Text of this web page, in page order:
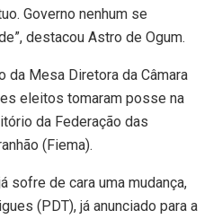
Governo nenhum se
destacou Astro de Ogum.
da Mesa Diretora da Câmara
eleitos tomaram posse na
da Federação das
(Fiema).
sofre de cara uma mudança,
(PDT), já anunciado para a